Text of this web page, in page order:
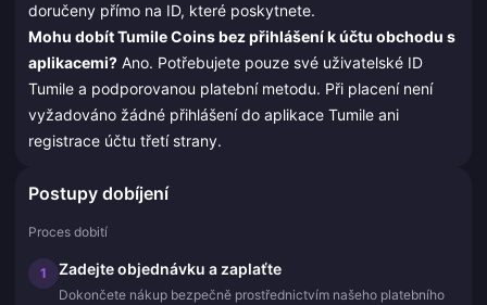
doručeny přímo na ID, které poskytnete.
Mohu dobít Tumile Coins bez přihlášení k účtu obchodu s
aplikacemi? Ano. Potřebujete pouze své uživatelské ID
Tumile a podporovanou platební metodu. Při placení není
vyžadováno žádné přihlášení do aplikace Tumile ani
registrace účtu třetí strany.
Postupy dobíjení
Proces dobití
1 Zadejte objednávku a zaplaťte
Dokončete nákup bezpečně prostřednictvím našeho platebního